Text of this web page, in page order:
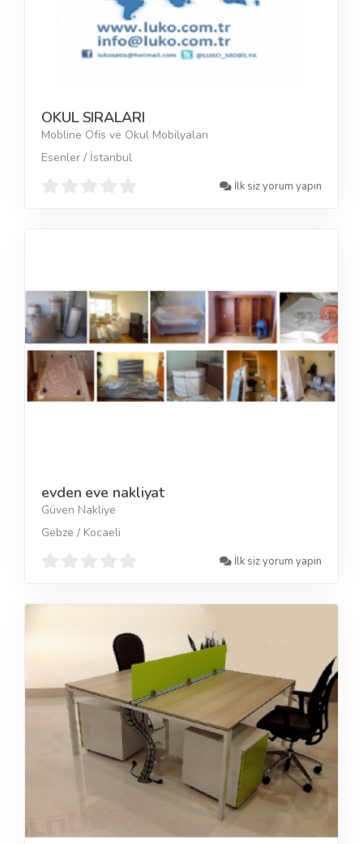
OKUL SIRALARI
Mobline Ofis ve Okul Mobilyaları
Esenler / İstanbul
İlk siz yorum yapın
evden eve nakliyat
Güven Nakliye
Gebze / Kocaeli
İlk siz yorum yapın